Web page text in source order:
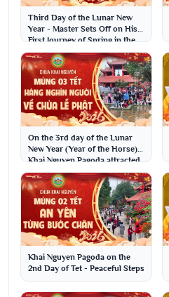
Third Day of the Lunar New
Year - Master Sets Off on His
First Journey of Spring in the
Year of t...
On the 3rd day of the Lunar
New Year (Year of the Horse),
Khai Nguyen Pagoda attracted
thousands ...
Khai Nguyen Pagoda on the
2nd Day of Tet - Peaceful Steps